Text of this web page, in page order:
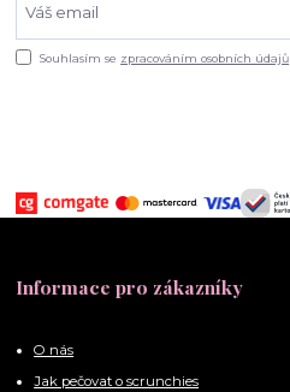
Souhlasím se zpracováním osobních údajů
Informace pro zákazníky
O nás
Jak pečovat o scrunchies